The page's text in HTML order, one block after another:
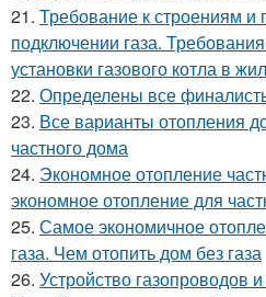
21. Требование к строениям
подключении газа.
установки газового котла в
22. Определены все
23. Все варианты отопления
частного дома
24. Экономное отопление
экономное отопление для
25. Самое экономичное
газа. Чем отопить дом без газа
26. Устройство газопроводов